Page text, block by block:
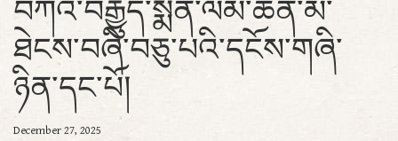
བཀའ་བརྒྱུད་སྨོན་ལམ་ཆེན་མོ་
ཐེངས་བཞི་བཅུ་པའི་དངོས་གཞི་
ཉིན་དང་པོ།
December 27, 2025